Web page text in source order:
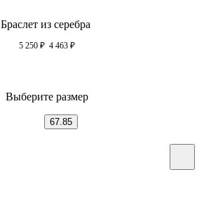
Браслет из серебра
5 250 ₽ 4 463 ₽
Выберите размер
67.85